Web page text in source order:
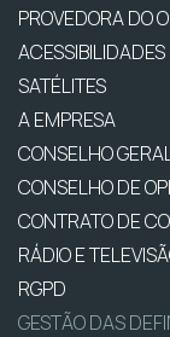
PROVEDORA DO
ACESSIBILIDADES
SATÉLITES
A EMPRESA
CONSELHO
CONSELHO DE
CONTRATO DE
RÁDIO E
RGPD
GESTÃO DAS